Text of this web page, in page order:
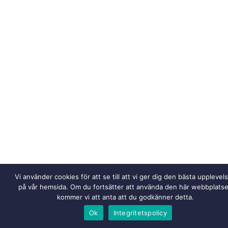
Vi använder cookies för att se till att vi ger dig den bästa
på vår hemsida. Om du fortsätter att använda den här
kommer vi att anta att du godkänner detta.
Ok
Integritetspolicy